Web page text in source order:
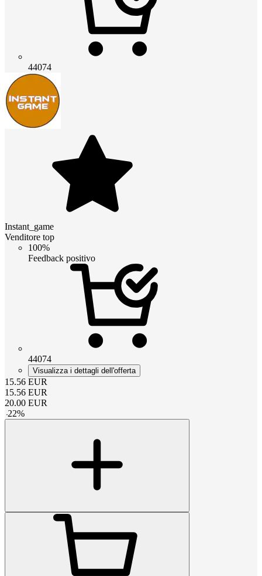
44074
Instant_game
Venditore top
100%
Feedback positivo
44074
Visualizza i dettagli dell'offerta
15.56 EUR
15.56 EUR
20.00 EUR
-22%